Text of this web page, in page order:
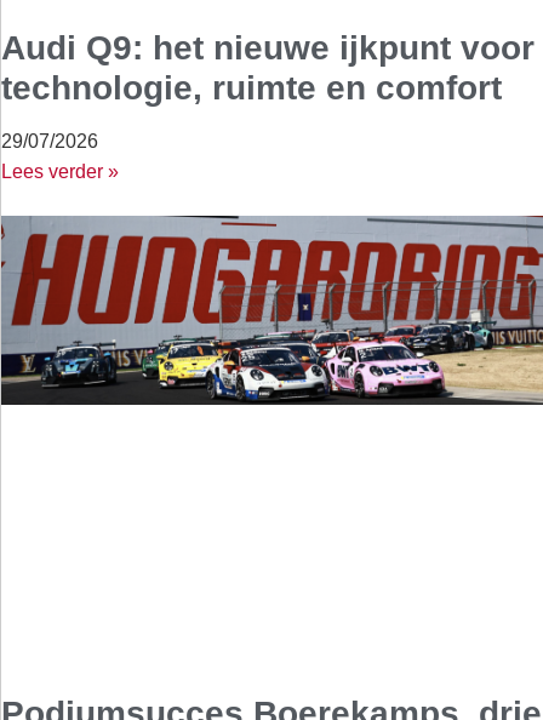
Audi Q9: het nieuwe ijkpunt voor
technologie, ruimte en comfort
29/07/2026
Lees verder »